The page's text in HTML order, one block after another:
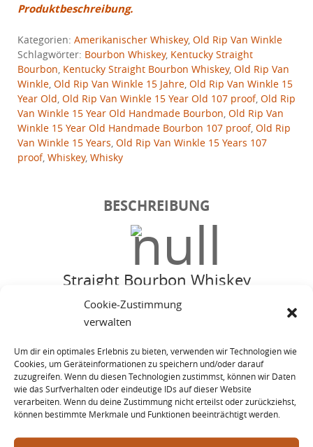
Cookie-Zustimmung
verwalten
Um dir ein optimales Erlebnis zu bieten, verwenden wir Technologien wie
Cookies, um Geräteinformationen zu speichern und/oder darauf
zuzugreifen. Wenn du diesen Technologien zustimmst, können wir Daten
wie das Surfverhalten oder eindeutige IDs auf dieser Website
verarbeiten. Wenn du deine Zustimmung nicht erteilst oder zurückziehst,
können bestimmte Merkmale und Funktionen beeinträchtigt werden.
Produktbeschreibung.
Kategorien: Amerikanischer Whiskey, Old Rip Van Winkle
Schlagwörter: Bourbon Whiskey, Kentucky Straight
Bourbon, Kentucky Straight Bourbon Whiskey, Old Rip Van
Winkle, Old Rip Van Winkle 15 Jahre, Old Rip Van Winkle 15
Year Old, Old Rip Van Winkle 15 Year Old 107 proof, Old Rip
Van Winkle 15 Year Old Handmade Bourbon, Old Rip Van
Winkle 15 Year Old Handmade Bourbon 107 proof, Old Rip
Van Winkle 15 Years, Old Rip Van Winkle 15 Years 107
proof, Whiskey, Whisky
BESCHREIBUNG
Straight Bourbon Whiskey
Sorte
USA / Kentucky